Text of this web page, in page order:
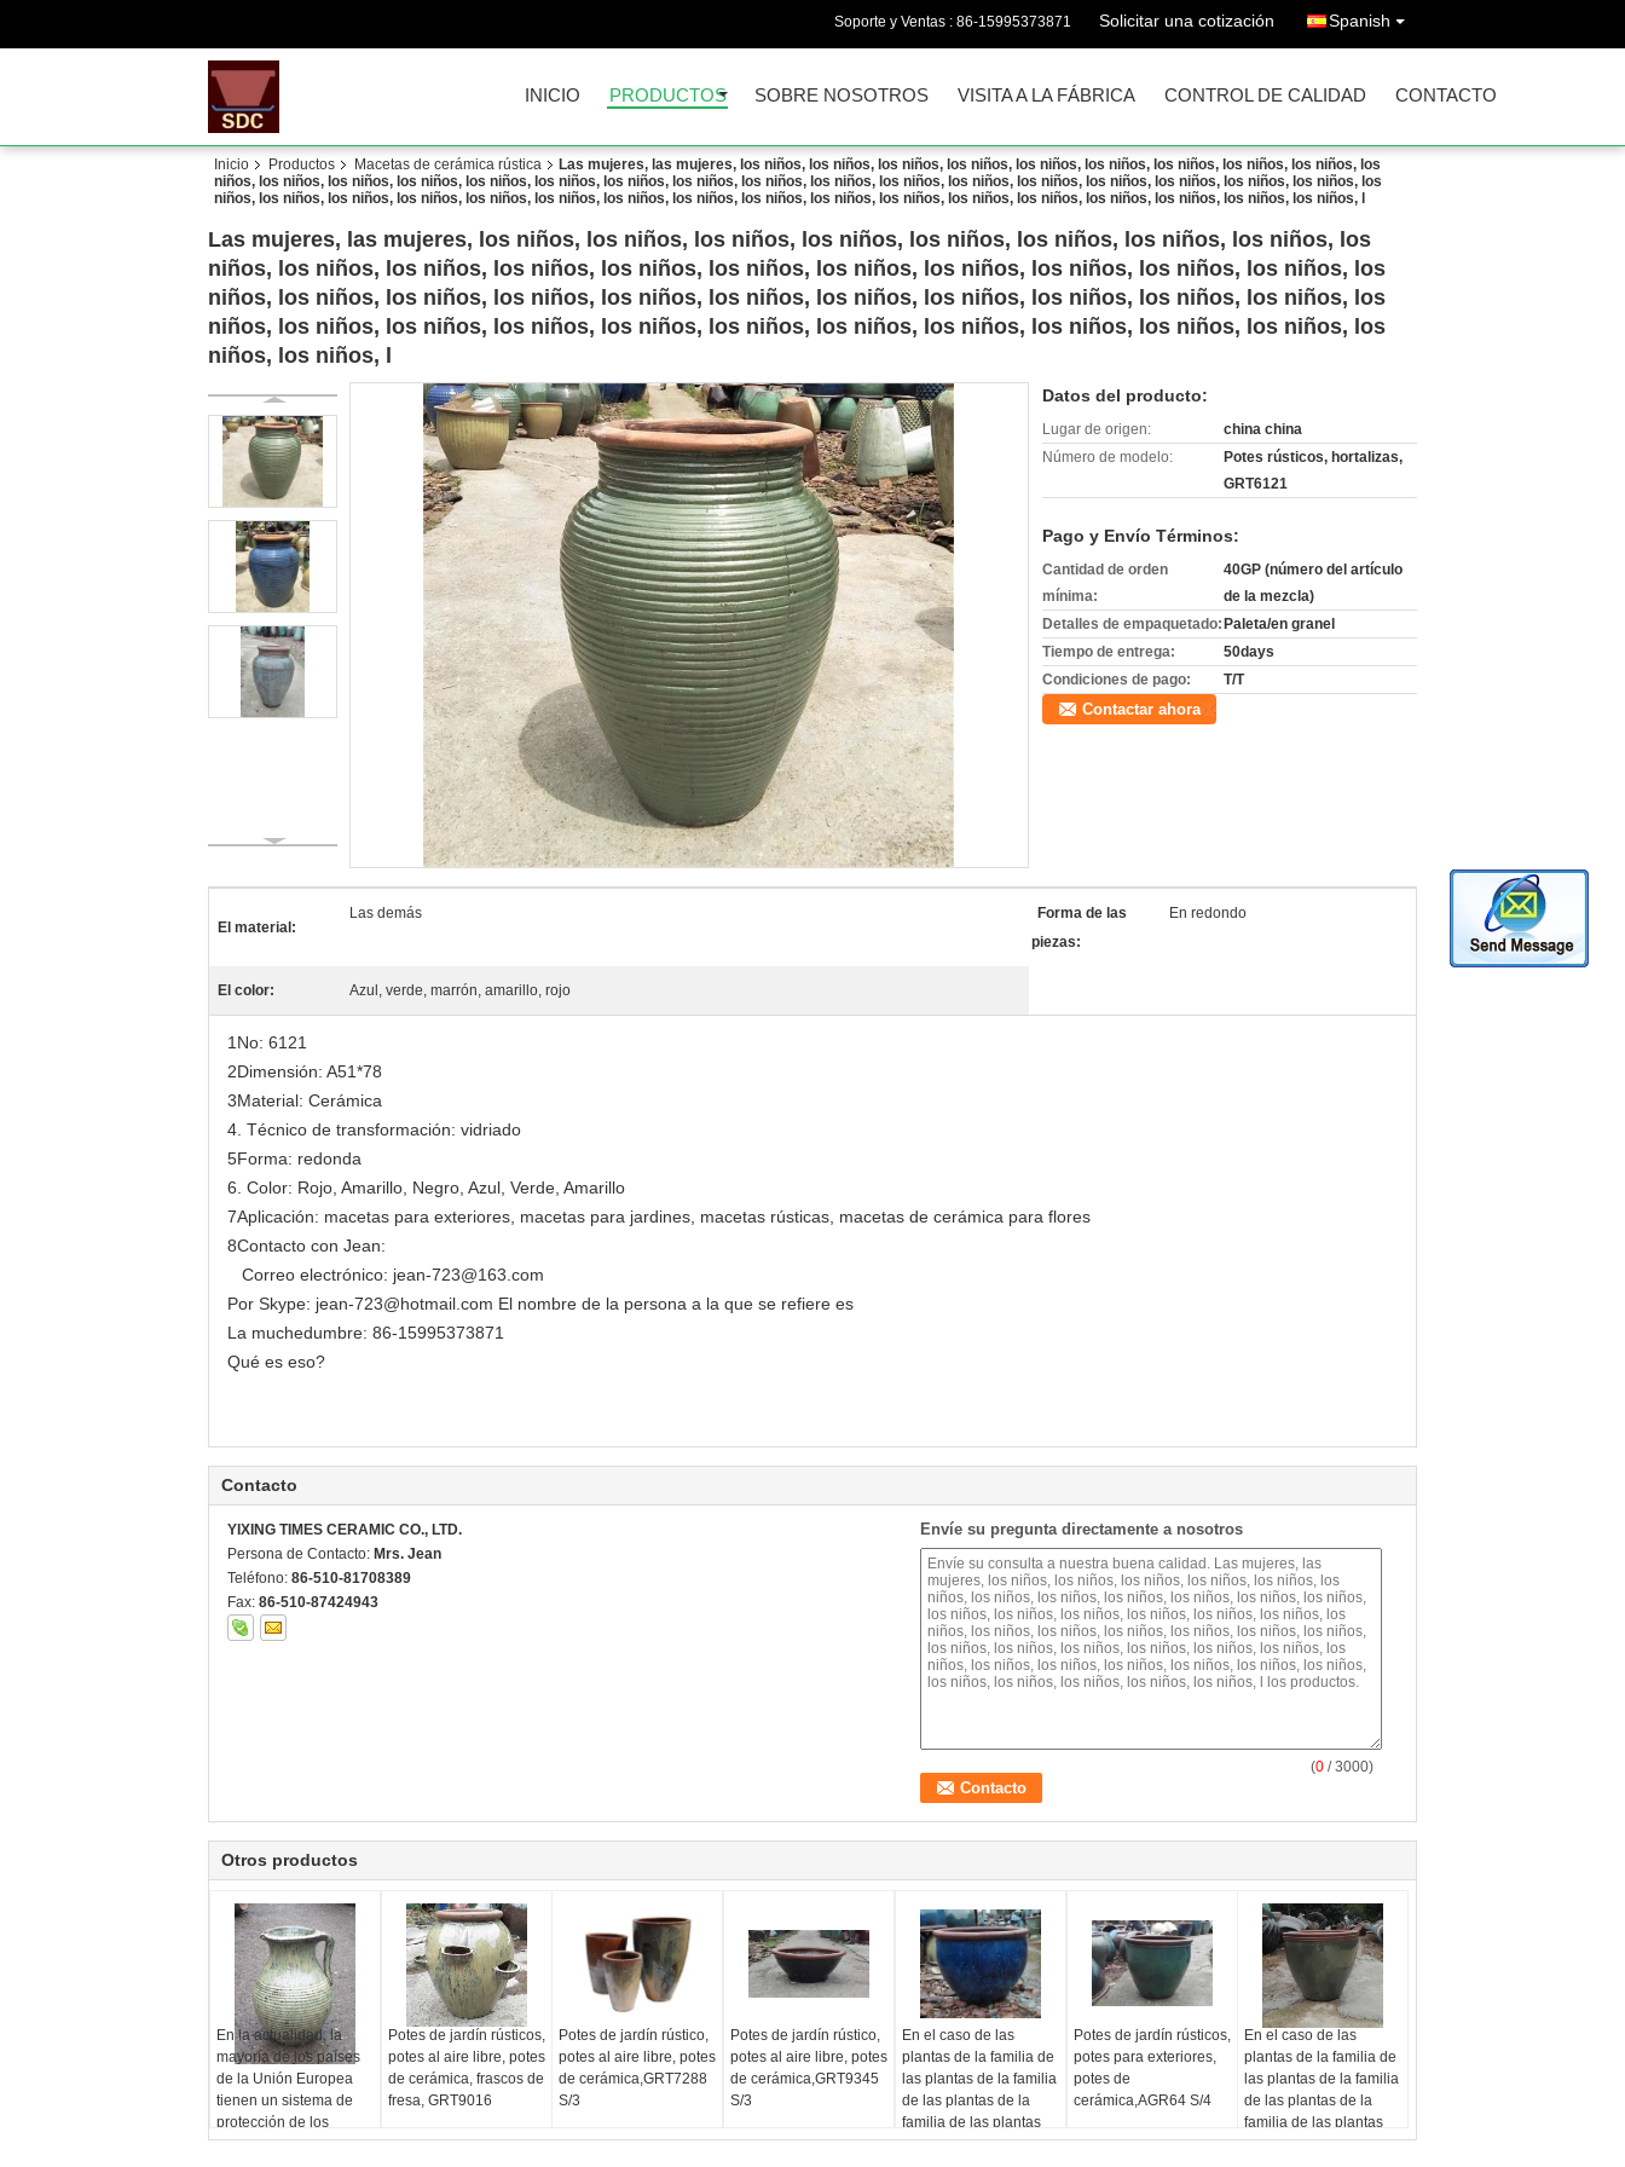
Soporte y Ventas : 86-15995373871 Solicitar una cotización Spanish
INICIO PRODUCTOS SOBRE NOSOTROS VISITA A LA FÁBRICA CONTROL DE CALIDAD CONTACTO
Inicio Productos Macetas de cerámica rústica
Las mujeres, las mujeres, los niños, los niños, los niños, los niños, los niños, los niños, los niños, los niños, los niños, los
niños, los niños, los niños, los niños, los niños, los niños, los niños, los niños, los niños, los niños, los niños, los niños, los niños, los niños, los niños, los niños, los niños, los
niños, los niños, los niños, los niños, los niños, los niños, los niños, los niños, los niños, los niños, los niños, los niños, los niños, los niños, los niños, los niños, los niños, l
Las mujeres, las mujeres, los niños, los niños, los niños, los niños, los niños, los niños, los niños, los niños, los
niños, los niños, los niños, los niños, los niños, los niños, los niños, los niños, los niños, los niños, los niños, los
niños, los niños, los niños, los niños, los niños, los niños, los niños, los niños, los niños, los niños, los niños, los
niños, los niños, los niños, los niños, los niños, los niños, los niños, los niños, los niños, los niños, los niños, los
niños, los niños, l
Datos del producto:
Lugar de origen:
china china
Número de modelo:
Potes rústicos, hortalizas,
GRT6121
Pago y Envío Términos:
Cantidad de orden
mínima:
40GP (número del artículo
de la mezcla)
Detalles de empaquetado: Paleta/en granel
Tiempo de entrega:
50days
Condiciones de pago:
T/T
Contactar ahora
El material:
Las demás
Forma de las
piezas:
En redondo
El color: Azul, verde, marrón, amarillo, rojo
1No: 6121
2Dimensión: A51*78
3Material: Cerámica
4. Técnico de transformación: vidriado
5Forma: redonda
6. Color: Rojo, Amarillo, Negro, Azul, Verde, Amarillo
7Aplicación: macetas para exteriores, macetas para jardines, macetas rústicas, macetas de cerámica para flores
8Contacto con Jean:
Correo electrónico: jean-723@163.com
Por Skype: jean-723@hotmail.com El nombre de la persona a la que se refiere es
La muchedumbre: 86-15995373871
Qué es eso?
Contacto
YIXING TIMES CERAMIC CO., LTD.
Persona de Contacto: Mrs. Jean
Teléfono: 86-510-81708389
Fax: 86-510-87424943
Envíe su pregunta directamente a nosotros
(0 / 3000)
Otros productos
En la actualidad, la
mayoría de los países
de la Unión Europea
tienen un sistema de
protección de los
derechos humanos.
Potes de jardín rústicos,
potes al aire libre, potes
de cerámica, frascos de
fresa, GRT9016
Potes de jardín rústico,
potes al aire libre, potes
de cerámica,GRT7288
S/3
Potes de jardín rústico,
potes al aire libre, potes
de cerámica,GRT9345
S/3
En el caso de las
plantas de la familia de
las plantas de la familia
de las plantas de la
familia de las plantas
de la familia de las
Potes de jardín rústicos,
potes para exteriores,
potes de
cerámica,AGR64 S/4
En el caso de las
plantas de la familia de
las plantas de la familia
de las plantas de la
familia de las plantas
de la familia de las